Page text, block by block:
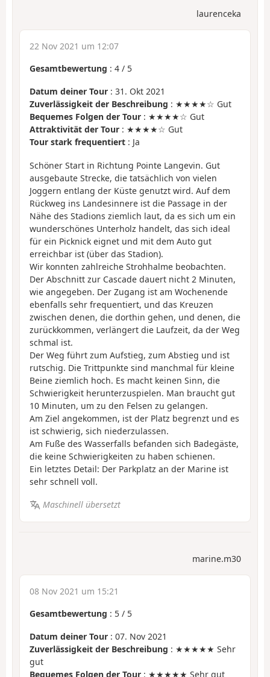
laurenceka
22 Nov 2021 um 12:07
Gesamtbewertung : 4 / 5
Datum deiner Tour : 31. Okt 2021
Zuverlässigkeit der Beschreibung : ★★★★☆ Gut
Bequemes Folgen der Tour : ★★★★☆ Gut
Attraktivität der Tour : ★★★★☆ Gut
Tour stark frequentiert : Ja
Schöner Start in Richtung Pointe Langevin. Gut
ausgebaute Strecke, die tatsächlich von vielen
Joggern entlang der Küste genutzt wird. Auf dem
Rückweg ins Landesinnere ist die Passage in der
Nähe des Stadions ziemlich laut, da es sich um ein
wunderschönes Unterholz handelt, das sich ideal
für ein Picknick eignet und mit dem Auto gut
erreichbar ist (über das Stadion).
Wir konnten zahlreiche Strohhalme beobachten.
Der Abschnitt zur Cascade dauert nicht 2 Minuten,
wie angegeben. Der Zugang ist am Wochenende
ebenfalls sehr frequentiert, und das Kreuzen
zwischen denen, die dorthin gehen, und denen, die
zurückkommen, verlängert die Laufzeit, da der Weg
schmal ist.
Der Weg führt zum Aufstieg, zum Abstieg und ist
rutschig. Die Trittpunkte sind manchmal für kleine
Beine ziemlich hoch. Es macht keinen Sinn, die
Schwierigkeit herunterzuspielen. Man braucht gut
10 Minuten, um zu den Felsen zu gelangen.
Am Ziel angekommen, ist der Platz begrenzt und es
ist schwierig, sich niederzulassen.
Am Fuße des Wasserfalls befanden sich Badegäste,
die keine Schwierigkeiten zu haben schienen.
Ein letztes Detail: Der Parkplatz an der Marine ist
sehr schnell voll.
Maschinell übersetzt
marine.m30
08 Nov 2021 um 15:21
Gesamtbewertung : 5 / 5
Datum deiner Tour : 07. Nov 2021
Zuverlässigkeit der Beschreibung : ★★★★★ Sehr
gut
Bequemes Folgen der Tour : ★★★★★ Sehr gut